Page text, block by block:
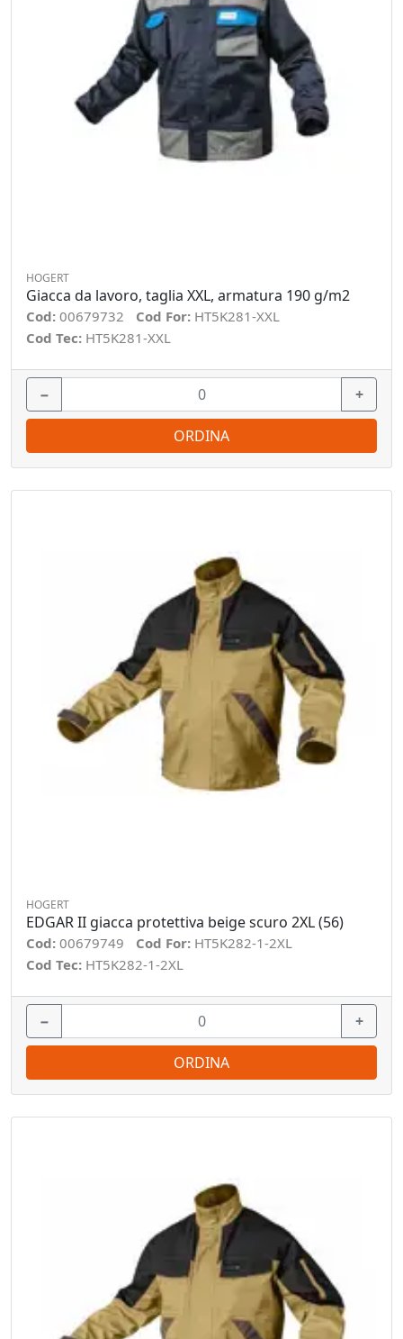
HOGERT
Giacca da lavoro, taglia XXL, armatura 190 g/m2
Cod: 00679732 Cod For: HT5K281-XXL
Cod Tec: HT5K281-XXL
− +
ORDINA
HOGERT
EDGAR II giacca protettiva beige scuro 2XL (56)
Cod: 00679749 Cod For: HT5K282-1-2XL
Cod Tec: HT5K282-1-2XL
− +
ORDINA